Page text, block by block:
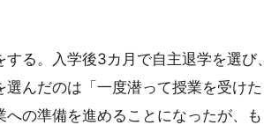
る。入学後3カ月で自主退学を選び、
んだのは「一度潜って授業を受けた
の準備を進めることになったが、も